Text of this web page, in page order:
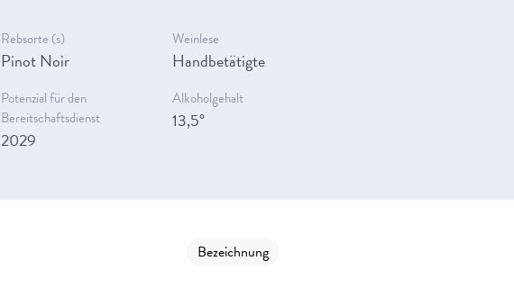
Rebsorte (s)
Pinot Noir
Weinlese
Handbetätigte
Potenzial für den
Bereitschaftsdienst
2029
Alkoholgehalt
13,5°
Bezeichnung